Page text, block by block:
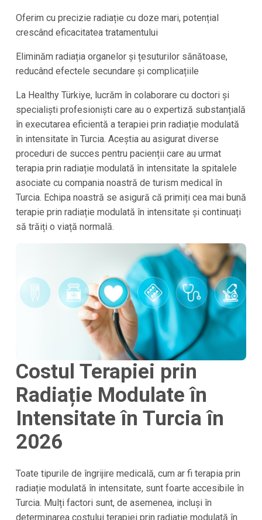
Oferim cu precizie radiație cu doze mari, potențial
crescând eficacitatea tratamentului
Eliminăm radiația organelor și țesuturilor sănătoase,
reducând efectele secundare și complicațiile
La Healthy Türkiye, lucrăm în colaborare cu doctori și
specialiști profesioniști care au o expertiză substanțială
în executarea eficientă a terapiei prin radiație modulată
în intensitate în Turcia. Aceștia au asigurat diverse
proceduri de succes pentru pacienții care au urmat
terapia prin radiație modulată în intensitate la spitalele
asociate cu compania noastră de turism medical în
Turcia. Echipa noastră se asigură că primiți cea mai bună
terapie prin radiație modulată în intensitate și continuați
să trăiți o viață normală.
Costul Terapiei prin
Radiație Modulate în
Intensitate în Turcia în
2026
Toate tipurile de îngrijire medicală, cum ar fi terapia prin
radiație modulată în intensitate, sunt foarte accesibile în
Turcia. Mulți factori sunt, de asemenea, incluși în
determinarea costului terapiei prin radiație modulată în